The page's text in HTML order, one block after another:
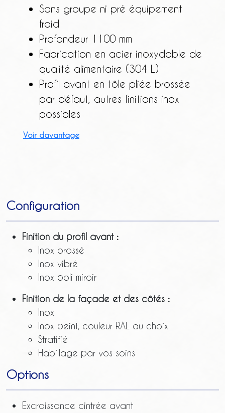
Sans groupe ni pré équipement
froid
Profondeur 1100 mm
Fabrication en acier inoxydable de
qualité alimentaire (304 L)
Profil avant en tôle pliée brossée
par défaut, autres finitions inox
possibles
Voir davantage
Configuration
Finition du profil avant :
Inox brossé
Inox vibré
Inox poli miroir
Finition de la façade et des côtés :
Inox
Inox peint, couleur RAL au choix
Stratifié
Habillage par vos soins
Options
Excroissance cintrée avant